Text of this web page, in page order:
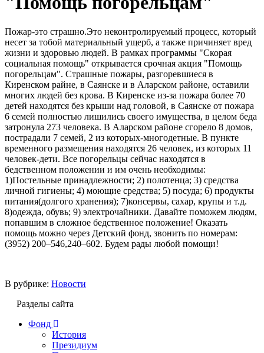
Пожар-это страшно.Это неконтролируемый процесс, который
несет за тобой материальный ущерб, а также причиняет вред
жизни и здоровью людей. В рамках программы "Скорая
социальная помощь" открывается срочная акция "Помощь
погорельцам". Страшные пожары, разгоревшиеся в
Киренском райне, в Саянске и в Аларском районе, оставили
многих людей без крова. В Киренске из-за пожара более 70
детей находятся без крыши над головой, в Саянске от пожара
6 семей полностью лишились своего имущества, в целом беда
затронула 273 человека. В Аларском районе сгорело 8 домов,
пострадали 7 семей, 2 из которых-многодетные. В пункте
временного размещения находятся 26 человек, из которых 11
человек-дети. Все погорельцы сейчас находятся в
бедственном положении и им очень необходимы:
1)Постельные принадлежности; 2) полотенца; 3) средства
личной гигиены; 4) моющие средства; 5) посуда; 6) продукты
питания(долгого хранения); 7)консервы, сахар, крупы и т.д.
8)одежда, обувь; 9) электрочайники. Давайте поможем людям,
попавшим в сложное бедственное положение! Оказать
помощь можно через Детский фонд, звонить по номерам:
(3952) 200–546,240–602. Будем рады любой помощи!
В рубрике: Новости
Разделы сайта
Фонд
История
Президиум